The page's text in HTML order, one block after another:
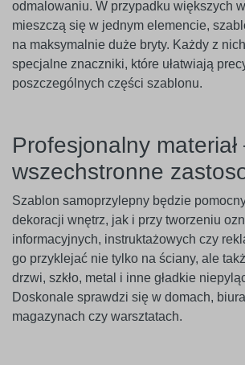
odmalowaniu. W przypadku większych
mieszczą się w jednym elemencie,
na maksymalnie duże bryty. Każdy z
specjalne znaczniki, które ułatwiają
poszczególnych części szablonu.
Profesjonalny materiał
wszechstronne
Szablon samoprzylepny będzie
dekoracji wnętrz, jak i przy tworzeniu
informacyjnych, instruktażowych czy
go przyklejać nie tylko na ściany, ale
drzwi, szkło, metal i inne gładkie
Doskonale sprawdzi się w domach,
magazynach czy warsztatach.